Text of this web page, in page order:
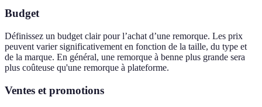
Budget
Définissez un budget clair pour l’achat d’une remorque. Les prix
peuvent varier significativement en fonction de la taille, du type et
de la marque. En général, une remorque à benne plus grande sera
plus coûteuse qu'une remorque à plateforme.
Ventes et promotions